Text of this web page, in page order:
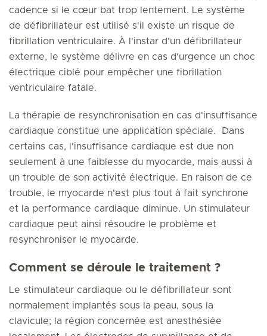
cadence si le cœur bat trop lentement. Le système
de défibrillateur est utilisé s'il existe un risque de
fibrillation ventriculaire. À l'instar d'un défibrillateur
externe, le système délivre en cas d'urgence un choc
électrique ciblé pour empêcher une fibrillation
ventriculaire fatale.
La thérapie de resynchronisation en cas d'insuffisance
cardiaque constitue une application spéciale. Dans
certains cas, l'insuffisance cardiaque est due non
seulement à une faiblesse du myocarde, mais aussi à
un trouble de son activité électrique. En raison de ce
trouble, le myocarde n'est plus tout à fait synchrone
et la performance cardiaque diminue. Un stimulateur
cardiaque peut ainsi résoudre le problème et
resynchroniser le myocarde.
Comment se déroule le traitement ?
Le stimulateur cardiaque ou le défibrillateur sont
normalement implantés sous la peau, sous la
clavicule; la région concernée est anesthésiée